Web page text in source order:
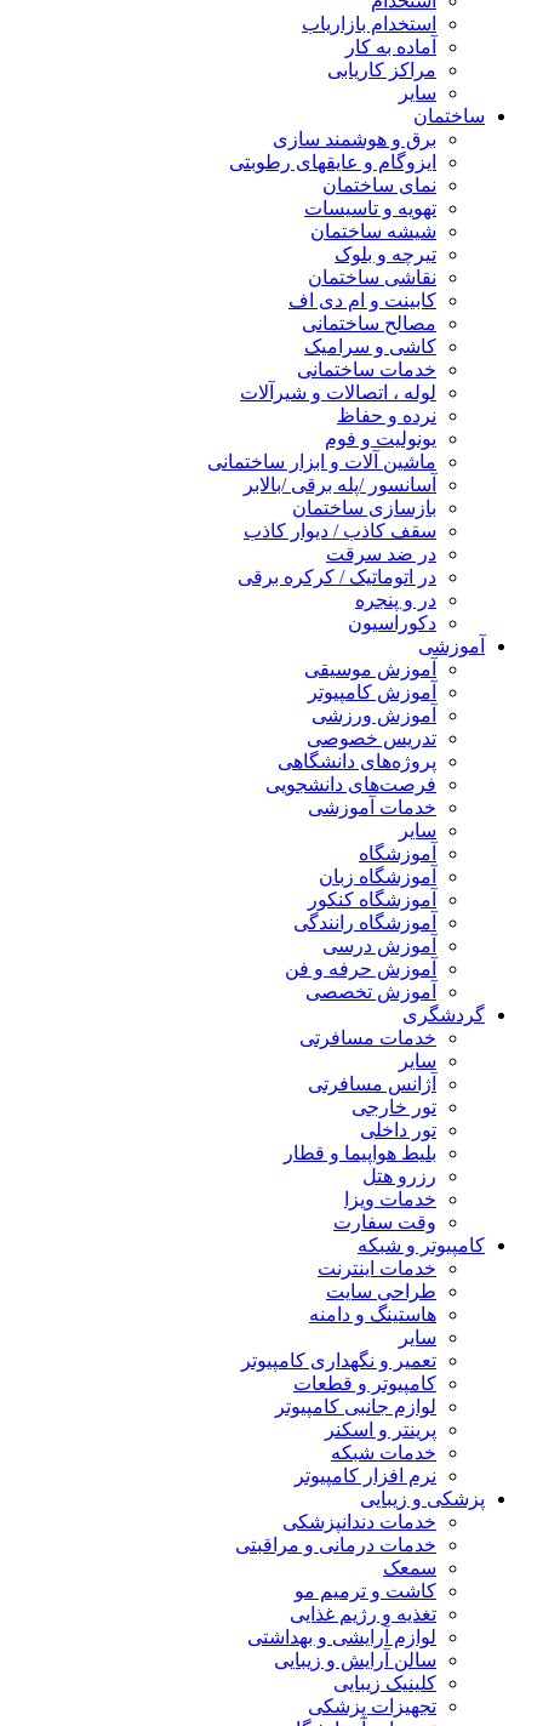
استخدام بازاریاب
آماده به کار
مراکز کاریابی
سایر
ساختمان
برق و هوشمند سازی
ایزوگام و عایقهای رطوبتی
نمای ساختمان
تهویه و تاسیسات
شیشه ساختمان
تیرچه و بلوک
نقاشی ساختمان
کابینت و ام دی اف
مصالح ساختمانی
کاشی و سرامیک
خدمات ساختمانی
لوله ، اتصالات و شیرآلات
نرده و حفاظ
یونولیت و فوم
ماشین آلات و ابزار ساختمانی
آسانسور /پله برقی /بالابر
بازسازی ساختمان
سقف کاذب / دیوار کاذب
در ضد سرقت
در اتوماتیک / کرکره برقی
در و پنجره
دکوراسیون
آموزشی
آموزش موسیقی
آموزش کامپیوتر
آموزش ورزشی
تدریس خصوصی
پروژه‌های دانشگاهی
فرصت‌های دانشجویی
خدمات آموزشی
سایر
آموزشگاه
آموزشگاه زبان
آموزشگاه کنکور
آموزشگاه رانندگی
آموزش درسی
آموزش حرفه و فن
آموزش تخصصی
گردشگری
خدمات مسافرتی
سایر
آژانس مسافرتی
تور خارجی
تور داخلی
بلیط هواپیما و قطار
رزرو هتل
خدمات ویزا
وقت سفارت
کامپیوتر و شبکه
خدمات اینترنت
طراحی سایت
هاستینگ و دامنه
سایر
تعمیر و نگهداری کامپیوتر
کامپیوتر و قطعات
لوازم جانبی کامپیوتر
پرینتر و اسکنر
خدمات شبکه
نرم افزار کامپیوتر
پزشکی و زیبایی
خدمات دندانپزشکی
خدمات درمانی و مراقبتی
سمعک
کاشت و ترمیم مو
تغذیه و رژیم غذایی
لوازم آرایشی و بهداشتی
سالن آرایش و زیبایی
کلینیک زیبایی
تجهیزات پزشکی